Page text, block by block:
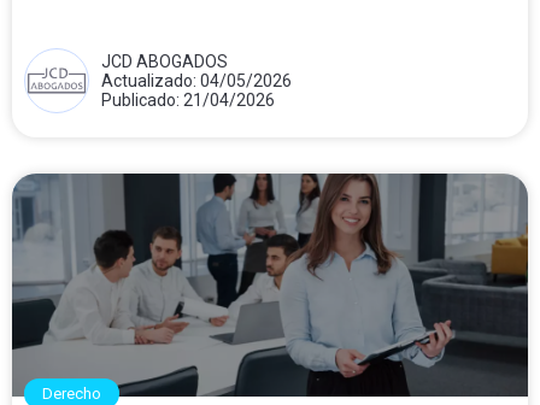
JCD ABOGADOS
Actualizado: 04/05/2026
Publicado: 21/04/2026
Derecho